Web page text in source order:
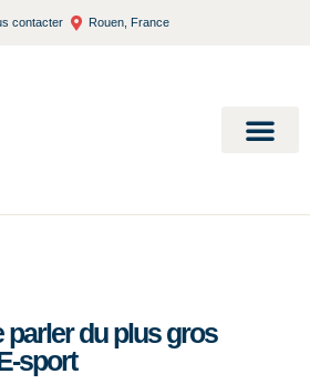
contacter Rouen, France
parler du plus gros
sport